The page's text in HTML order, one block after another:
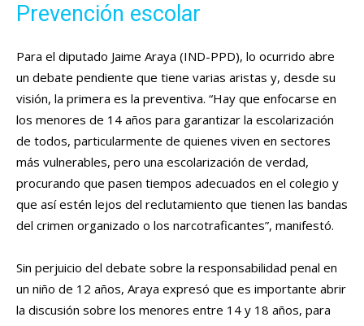
Prevención escolar
Para el diputado Jaime Araya (IND-PPD), lo ocurrido abre
un debate pendiente que tiene varias aristas y, desde su
visión, la primera es la preventiva. “Hay que enfocarse en
los menores de 14 años para garantizar la escolarización
de todos, particularmente de quienes viven en sectores
más vulnerables, pero una escolarización de verdad,
procurando que pasen tiempos adecuados en el colegio y
que así estén lejos del reclutamiento que tienen las bandas
del crimen organizado o los narcotraficantes”, manifestó.
Sin perjuicio del debate sobre la responsabilidad penal en
un niño de 12 años, Araya expresó que es importante abrir
la discusión sobre los menores entre 14 y 18 años, para